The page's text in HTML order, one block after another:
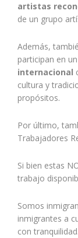
artistas
de un grupo
Además,
participan en
internacional
cultura y
propósitos.
Por último,
Trabajadores
Si bien estas
trabajo
Somos
inmigrantes a
con